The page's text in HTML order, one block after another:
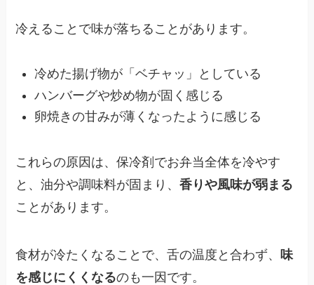
冷えることで味が落ちることがあります。
冷めた揚げ物が「ベチャッ」としている
ハンバーグや炒め物が固く感じる
卵焼きの甘みが薄くなったように感じる
これらの原因は、保冷剤でお弁当全体を冷やす
と、油分や調味料が固まり、香りや風味が弱まる
ことがあります。
食材が冷たくなることで、舌の温度と合わず、 味
を感じにくくなるのも一因です。